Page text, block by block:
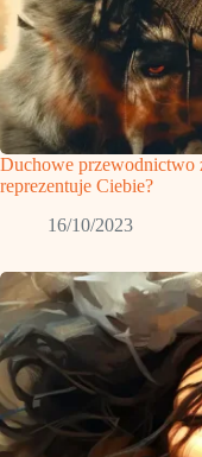
Duchowe przewodnictwo
reprezentuje Ciebie?
16/10/2023